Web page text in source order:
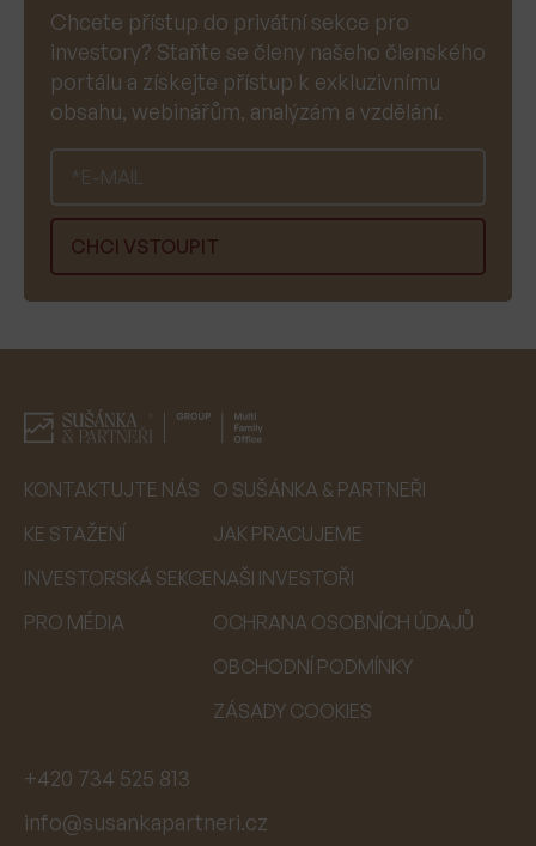
Chcete přístup do privátní sekce pro
investory? Staňte se členy našeho členského
portálu a získejte přístup k exkluzivnímu
obsahu, webinářům, analýzám a vzdělání.
KONTAKTUJTE NÁS
KE STAŽENÍ
INVESTORSKÁ SEKCE
PRO MÉDIA
O SUŠÁNKA & PARTNEŘI
JAK PRACUJEME
NAŠI INVESTOŘI
OCHRANA OSOBNÍCH ÚDAJŮ
OBCHODNÍ PODMÍNKY
ZÁSADY COOKIES
+420 734 525 813
info@susankapartneri.cz